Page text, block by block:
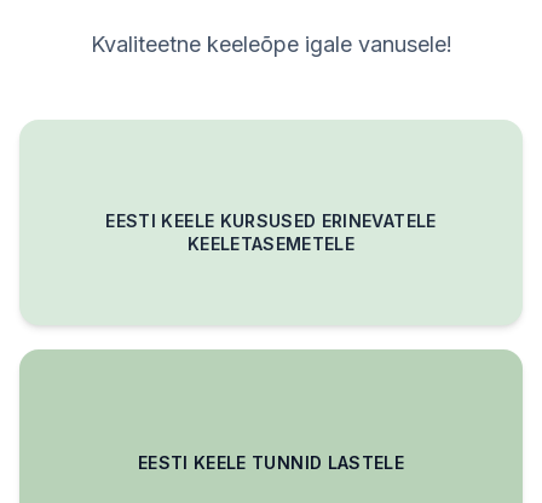
Kvaliteetne keeleõpe igale vanusele!
EESTI KEELE KURSUSED ERINEVATELE
KEELETASEMETELE
EESTI KEELE TUNNID LASTELE